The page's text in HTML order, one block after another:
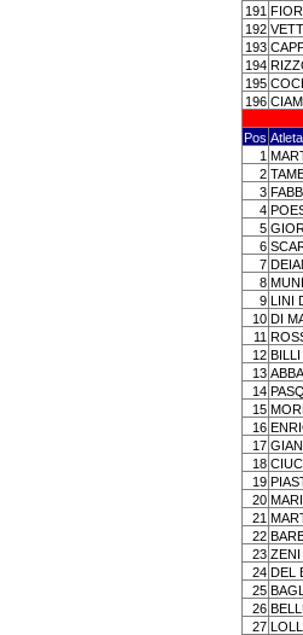
191
192
193
194
195
196
Pos Atleta
1
2
3
4
5
6
7
8
9 LINI
10 DI
11
12
13
14
15
16
17
18
19
20
21
22
23 ZENI
24 DEL
25
26
27